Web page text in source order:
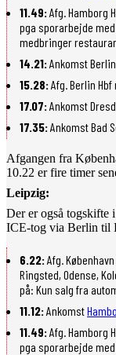
11.49:Afg. Hamborg
pga sporarbejde
medbringer
14.21:Ankomst
15.28:Afg. Berlin Hbf
17.07:Ankomst
17.35:Ankomst Bad
Afgangen fra
10.22 er fire timer
Leipzig:
Der er også togskifte
ICE-tog via Berlin til
6.22:Afg.
Ringsted, Odense,
på: Kun salg fra
11.12:Ankomst
11.49:Afg. Hamborg
pga sporarbejde